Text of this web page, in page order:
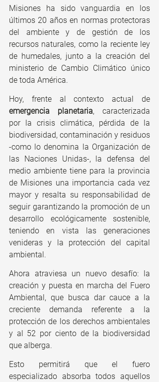
Misiones ha sido vanguardia en los
últimos 20 años en normas protectoras
del ambiente y de gestión de los
recursos naturales, como la reciente ley
de humedales, junto a la creación del
ministerio de Cambio Climático único
de toda América.
emergencia planetaria, caracterizada
por la crisis climática, pérdida de la
biodiversidad, contaminación y residuos
-como lo denomina la Organización de
las Naciones Unidas-, la defensa del
medio ambiente tiene para la provincia
de Misiones una importancia cada vez
mayor y resalta su responsabilidad de
seguir garantizando la promoción de un
desarrollo ecológicamente sostenible,
teniendo en vista las generaciones
venideras y la protección del capital
ambiental.
Ahora atraviesa un nuevo desafío: la
creación y puesta en marcha del Fuero
Ambiental, que busca dar cauce a la
creciente demanda referente a la
protección de los derechos ambientales
y al 52 por ciento de la biodiversidad
que alberga.
Esto permitirá que el fuero
especializado absorba todos aquellos